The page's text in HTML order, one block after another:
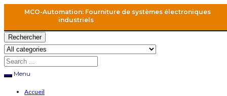
MCO-Automation: Fourniture de systèmes électroniques
industriels
Rechercher
Menu
Accueil